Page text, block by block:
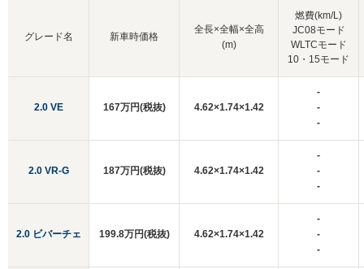
グレード名
2.0 VE
2.0 VR-G
2.0 ビバーチェ
新車時価格
全長×全幅×全高
(m)
燃費(km/L)
JC08モード
WLTCモード
10・15モード
167万円(税抜) 4.62×1.74×1.42
-
-
-
187万円(税抜) 4.62×1.74×1.42
-
-
-
199.8万円(税抜) 4.62×1.74×1.42
-
-
-